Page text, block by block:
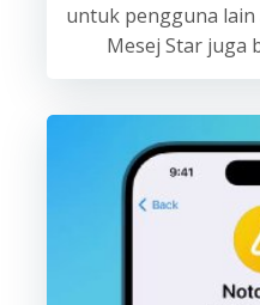
untuk pengguna
Mesej Star juga